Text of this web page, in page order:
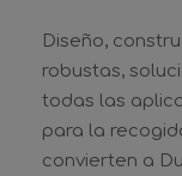
Diseño,
robustas,
todas las
para la
convierten a